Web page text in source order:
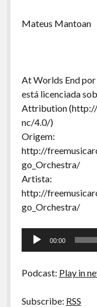
Mateus Mantoan
At Worlds End
está licenciada
Attribution
nc/4.0/)
Origem:
http://
go_Orchestra/
Artista:
http://
go_Orchestra/
Tocador
00:00
Podcast: Play in
Subscribe: RSS